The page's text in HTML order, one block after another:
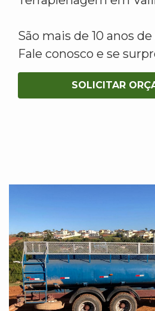
São mais de 10 anos
Fale conosco e se
SOLICITAR